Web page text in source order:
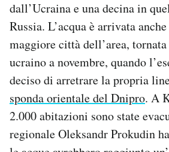
dall’Ucraina e una decina in
Russia. L’acqua è arrivata
maggiore città dell’area,
ucraino a novembre, quando
deciso di arretrare la propria
sponda orientale del Dnipro. A
2.000 abitazioni sono state
regionale Oleksandr Prokudin